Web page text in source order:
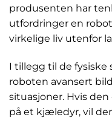
produsenten har
utfordringer en
virkelige liv utenfor
I tillegg til de
roboten avansert
situasjoner. Hvis
på et kjæledyr, vil